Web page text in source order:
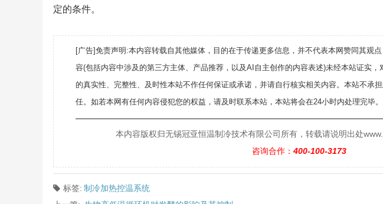
定的条件。
[广告]免责声明:本内容转载自其他媒体，目的在于传递更多信息，并不代表本网赞同其观
容(包括内容中涉及的第三方主体、产品推荐，以及AI自主创作的内容表述)未经本站证实
的真实性、完整性、及时性本站不作任何保证或承诺，并请自行核实相关内容。本站不承
任。如若本网有任何内容侵犯您的权益，请及时联系本站，本站将会在24小时内处理完毕。
本内容版权归无锡冠亚恒温制冷技术有限公司所有，转载请说明出处
咨询合作： 400-100-3173
标签: 制冷加热控温系统